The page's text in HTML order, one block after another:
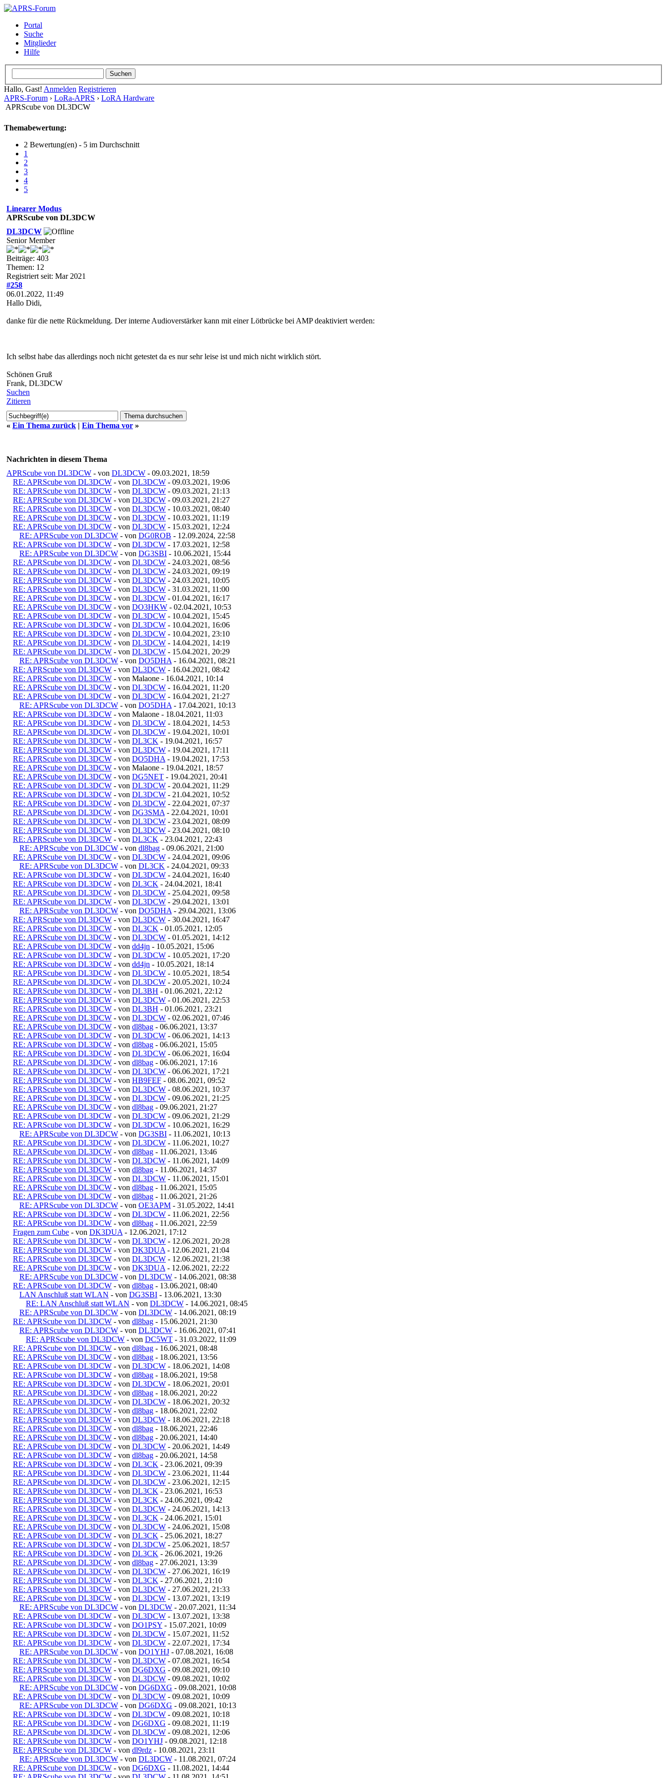
Portal
Suche
Mitglieder
Hilfe
Hallo, Gast! Anmelden Registrieren
APRS-Forum › LoRa-APRS › LoRA Hardware
APRScube von DL3DCW
Themabewertung:
2 Bewertung(en) - 5 im Durchschnitt
1
2
3
4
5
Linearer Modus
APRScube von DL3DCW
DL3DCW
Senior Member
Beiträge: 403
Themen: 12
Registriert seit: Mar 2021
#258
06.01.2022, 11:49
Hallo Didi,
danke für die nette Rückmeldung. Der interne Audioverstärker kann mit einer Lötbrücke bei AMP deaktiviert werden:
Ich selbst habe das allerdings noch nicht getestet da es nur sehr leise ist und mich nicht wirklich stört.
Schönen Gruß
Frank, DL3DCW
Suchen
Zitieren
« Ein Thema zurück | Ein Thema vor »
Nachrichten in diesem Thema
APRScube von DL3DCW - von DL3DCW - 09.03.2021, 18:59
RE: APRScube von DL3DCW - von DL3DCW - 09.03.2021, 19:06
RE: APRScube von DL3DCW - von DL3DCW - 09.03.2021, 21:13
RE: APRScube von DL3DCW - von DL3DCW - 09.03.2021, 21:27
RE: APRScube von DL3DCW - von DL3DCW - 10.03.2021, 08:40
RE: APRScube von DL3DCW - von DL3DCW - 10.03.2021, 11:19
RE: APRScube von DL3DCW - von DL3DCW - 15.03.2021, 12:24
RE: APRScube von DL3DCW - von DG0ROB - 12.09.2024, 22:58
RE: APRScube von DL3DCW - von DL3DCW - 17.03.2021, 12:58
RE: APRScube von DL3DCW - von DG3SBI - 10.06.2021, 15:44
RE: APRScube von DL3DCW - von DL3DCW - 24.03.2021, 08:56
RE: APRScube von DL3DCW - von DL3DCW - 24.03.2021, 09:19
RE: APRScube von DL3DCW - von DL3DCW - 24.03.2021, 10:05
RE: APRScube von DL3DCW - von DL3DCW - 31.03.2021, 11:00
RE: APRScube von DL3DCW - von DL3DCW - 01.04.2021, 16:17
RE: APRScube von DL3DCW - von DO3HKW - 02.04.2021, 10:53
RE: APRScube von DL3DCW - von DL3DCW - 10.04.2021, 15:45
RE: APRScube von DL3DCW - von DL3DCW - 10.04.2021, 16:06
RE: APRScube von DL3DCW - von DL3DCW - 10.04.2021, 23:10
RE: APRScube von DL3DCW - von DL3DCW - 14.04.2021, 14:19
RE: APRScube von DL3DCW - von DL3DCW - 15.04.2021, 20:29
RE: APRScube von DL3DCW - von DO5DHA - 16.04.2021, 08:21
RE: APRScube von DL3DCW - von DL3DCW - 16.04.2021, 08:42
RE: APRScube von DL3DCW - von Malaone - 16.04.2021, 10:14
RE: APRScube von DL3DCW - von DL3DCW - 16.04.2021, 11:20
RE: APRScube von DL3DCW - von DL3DCW - 16.04.2021, 21:27
RE: APRScube von DL3DCW - von DO5DHA - 17.04.2021, 10:13
RE: APRScube von DL3DCW - von Malaone - 18.04.2021, 11:03
RE: APRScube von DL3DCW - von DL3DCW - 18.04.2021, 14:53
RE: APRScube von DL3DCW - von DL3DCW - 19.04.2021, 10:01
RE: APRScube von DL3DCW - von DL3CK - 19.04.2021, 16:57
RE: APRScube von DL3DCW - von DL3DCW - 19.04.2021, 17:11
RE: APRScube von DL3DCW - von DO5DHA - 19.04.2021, 17:53
RE: APRScube von DL3DCW - von Malaone - 19.04.2021, 18:57
RE: APRScube von DL3DCW - von DG5NET - 19.04.2021, 20:41
RE: APRScube von DL3DCW - von DL3DCW - 20.04.2021, 11:29
RE: APRScube von DL3DCW - von DL3DCW - 21.04.2021, 10:52
RE: APRScube von DL3DCW - von DL3DCW - 22.04.2021, 07:37
RE: APRScube von DL3DCW - von DG3SMA - 22.04.2021, 10:01
RE: APRScube von DL3DCW - von DL3DCW - 23.04.2021, 08:09
RE: APRScube von DL3DCW - von DL3DCW - 23.04.2021, 08:10
RE: APRScube von DL3DCW - von DL3CK - 23.04.2021, 22:43
RE: APRScube von DL3DCW - von dl8bag - 09.06.2021, 21:00
RE: APRScube von DL3DCW - von DL3DCW - 24.04.2021, 09:06
RE: APRScube von DL3DCW - von DL3CK - 24.04.2021, 09:33
RE: APRScube von DL3DCW - von DL3DCW - 24.04.2021, 16:40
RE: APRScube von DL3DCW - von DL3CK - 24.04.2021, 18:41
RE: APRScube von DL3DCW - von DL3DCW - 25.04.2021, 09:58
RE: APRScube von DL3DCW - von DL3DCW - 29.04.2021, 13:01
RE: APRScube von DL3DCW - von DO5DHA - 29.04.2021, 13:06
RE: APRScube von DL3DCW - von DL3DCW - 30.04.2021, 16:47
RE: APRScube von DL3DCW - von DL3CK - 01.05.2021, 12:05
RE: APRScube von DL3DCW - von DL3DCW - 01.05.2021, 14:12
RE: APRScube von DL3DCW - von dd4jn - 10.05.2021, 15:06
RE: APRScube von DL3DCW - von DL3DCW - 10.05.2021, 17:20
RE: APRScube von DL3DCW - von dd4jn - 10.05.2021, 18:14
RE: APRScube von DL3DCW - von DL3DCW - 10.05.2021, 18:54
RE: APRScube von DL3DCW - von DL3DCW - 20.05.2021, 10:24
RE: APRScube von DL3DCW - von DL3BH - 01.06.2021, 22:12
RE: APRScube von DL3DCW - von DL3DCW - 01.06.2021, 22:53
RE: APRScube von DL3DCW - von DL3BH - 01.06.2021, 23:21
RE: APRScube von DL3DCW - von DL3DCW - 02.06.2021, 07:46
RE: APRScube von DL3DCW - von dl8bag - 06.06.2021, 13:37
RE: APRScube von DL3DCW - von DL3DCW - 06.06.2021, 14:13
RE: APRScube von DL3DCW - von dl8bag - 06.06.2021, 15:05
RE: APRScube von DL3DCW - von DL3DCW - 06.06.2021, 16:04
RE: APRScube von DL3DCW - von dl8bag - 06.06.2021, 17:16
RE: APRScube von DL3DCW - von DL3DCW - 06.06.2021, 17:21
RE: APRScube von DL3DCW - von HB9FEF - 08.06.2021, 09:52
RE: APRScube von DL3DCW - von DL3DCW - 08.06.2021, 10:37
RE: APRScube von DL3DCW - von DL3DCW - 09.06.2021, 21:25
RE: APRScube von DL3DCW - von dl8bag - 09.06.2021, 21:27
RE: APRScube von DL3DCW - von DL3DCW - 09.06.2021, 21:29
RE: APRScube von DL3DCW - von DL3DCW - 10.06.2021, 16:29
RE: APRScube von DL3DCW - von DG3SBI - 11.06.2021, 10:13
RE: APRScube von DL3DCW - von DL3DCW - 11.06.2021, 10:27
RE: APRScube von DL3DCW - von dl8bag - 11.06.2021, 13:46
RE: APRScube von DL3DCW - von DL3DCW - 11.06.2021, 14:09
RE: APRScube von DL3DCW - von dl8bag - 11.06.2021, 14:37
RE: APRScube von DL3DCW - von DL3DCW - 11.06.2021, 15:01
RE: APRScube von DL3DCW - von dl8bag - 11.06.2021, 15:05
RE: APRScube von DL3DCW - von dl8bag - 11.06.2021, 21:26
RE: APRScube von DL3DCW - von OE3APM - 31.05.2022, 14:41
RE: APRScube von DL3DCW - von DL3DCW - 11.06.2021, 22:56
RE: APRScube von DL3DCW - von dl8bag - 11.06.2021, 22:59
Fragen zum Cube - von DK3DUA - 12.06.2021, 17:12
RE: APRScube von DL3DCW - von DL3DCW - 12.06.2021, 20:28
RE: APRScube von DL3DCW - von DK3DUA - 12.06.2021, 21:04
RE: APRScube von DL3DCW - von DL3DCW - 12.06.2021, 21:38
RE: APRScube von DL3DCW - von DK3DUA - 12.06.2021, 22:22
RE: APRScube von DL3DCW - von DL3DCW - 14.06.2021, 08:38
RE: APRScube von DL3DCW - von dl8bag - 13.06.2021, 08:40
LAN Anschluß statt WLAN - von DG3SBI - 13.06.2021, 13:30
RE: LAN Anschluß statt WLAN - von DL3DCW - 14.06.2021, 08:45
RE: APRScube von DL3DCW - von DL3DCW - 14.06.2021, 08:19
RE: APRScube von DL3DCW - von dl8bag - 15.06.2021, 21:30
RE: APRScube von DL3DCW - von DL3DCW - 16.06.2021, 07:41
RE: APRScube von DL3DCW - von DC5WT - 31.03.2022, 11:09
RE: APRScube von DL3DCW - von dl8bag - 16.06.2021, 08:48
RE: APRScube von DL3DCW - von dl8bag - 18.06.2021, 13:56
RE: APRScube von DL3DCW - von DL3DCW - 18.06.2021, 14:08
RE: APRScube von DL3DCW - von dl8bag - 18.06.2021, 19:58
RE: APRScube von DL3DCW - von DL3DCW - 18.06.2021, 20:01
RE: APRScube von DL3DCW - von dl8bag - 18.06.2021, 20:22
RE: APRScube von DL3DCW - von DL3DCW - 18.06.2021, 20:32
RE: APRScube von DL3DCW - von dl8bag - 18.06.2021, 22:02
RE: APRScube von DL3DCW - von DL3DCW - 18.06.2021, 22:18
RE: APRScube von DL3DCW - von dl8bag - 18.06.2021, 22:46
RE: APRScube von DL3DCW - von dl8bag - 20.06.2021, 14:40
RE: APRScube von DL3DCW - von DL3DCW - 20.06.2021, 14:49
RE: APRScube von DL3DCW - von dl8bag - 20.06.2021, 14:58
RE: APRScube von DL3DCW - von DL3CK - 23.06.2021, 09:39
RE: APRScube von DL3DCW - von DL3DCW - 23.06.2021, 11:44
RE: APRScube von DL3DCW - von DL3DCW - 23.06.2021, 12:15
RE: APRScube von DL3DCW - von DL3CK - 23.06.2021, 16:53
RE: APRScube von DL3DCW - von DL3CK - 24.06.2021, 09:42
RE: APRScube von DL3DCW - von DL3DCW - 24.06.2021, 14:13
RE: APRScube von DL3DCW - von DL3CK - 24.06.2021, 15:01
RE: APRScube von DL3DCW - von DL3DCW - 24.06.2021, 15:08
RE: APRScube von DL3DCW - von DL3CK - 25.06.2021, 18:27
RE: APRScube von DL3DCW - von DL3DCW - 25.06.2021, 18:57
RE: APRScube von DL3DCW - von DL3CK - 26.06.2021, 19:26
RE: APRScube von DL3DCW - von dl8bag - 27.06.2021, 13:39
RE: APRScube von DL3DCW - von DL3DCW - 27.06.2021, 16:19
RE: APRScube von DL3DCW - von DL3CK - 27.06.2021, 21:10
RE: APRScube von DL3DCW - von DL3DCW - 27.06.2021, 21:33
RE: APRScube von DL3DCW - von DL3DCW - 13.07.2021, 13:19
RE: APRScube von DL3DCW - von DL3DCW - 20.07.2021, 11:34
RE: APRScube von DL3DCW - von DL3DCW - 13.07.2021, 13:38
RE: APRScube von DL3DCW - von DO1PSY - 15.07.2021, 10:09
RE: APRScube von DL3DCW - von DL3DCW - 15.07.2021, 11:52
RE: APRScube von DL3DCW - von DL3DCW - 22.07.2021, 17:34
RE: APRScube von DL3DCW - von DO1YHJ - 07.08.2021, 16:08
RE: APRScube von DL3DCW - von DL3DCW - 07.08.2021, 16:54
RE: APRScube von DL3DCW - von DG6DXG - 09.08.2021, 09:10
RE: APRScube von DL3DCW - von DL3DCW - 09.08.2021, 10:02
RE: APRScube von DL3DCW - von DG6DXG - 09.08.2021, 10:08
RE: APRScube von DL3DCW - von DL3DCW - 09.08.2021, 10:09
RE: APRScube von DL3DCW - von DG6DXG - 09.08.2021, 10:13
RE: APRScube von DL3DCW - von DL3DCW - 09.08.2021, 10:18
RE: APRScube von DL3DCW - von DG6DXG - 09.08.2021, 11:19
RE: APRScube von DL3DCW - von DL3DCW - 09.08.2021, 12:06
RE: APRScube von DL3DCW - von DO1YHJ - 09.08.2021, 12:18
RE: APRScube von DL3DCW - von dl9rdz - 10.08.2021, 23:11
RE: APRScube von DL3DCW - von DL3DCW - 11.08.2021, 07:24
RE: APRScube von DL3DCW - von DG6DXG - 11.08.2021, 14:44